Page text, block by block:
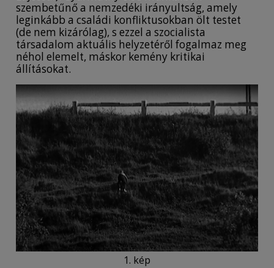
szembetűnő a nemzedéki irányultság, amely
leginkább a családi konfliktusokban ölt testet
(de nem kizárólag), s ezzel a szocialista
társadalom aktuális helyzetéről fogalmaz meg
néhol elemelt, máskor kemény kritikai
állításokat.
1. kép